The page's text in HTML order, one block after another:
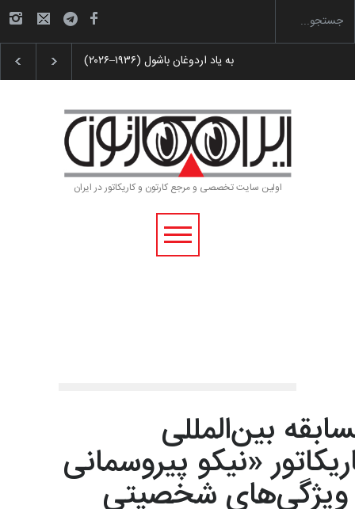
به یاد اردوغان باشول (۱۹۳۶–۲۰۲۶)
اولین سایت تخصصی و مرجع کارتون و کاریکاتور در ایران
بین‌المللی
«نیکو پیروسمانی
ویژگی‌های شخصیتی